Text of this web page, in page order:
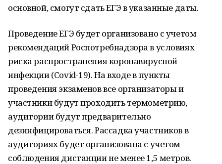
основной, смогут сдать ЕГЭ в указанные даты.
Проведение ЕГЭ будет организовано с учетом
рекомендаций Роспотребнадзора в условиях
риска распространения коронавирусной
инфекции (Covid-19). На входе в пункты
проведения экзаменов все организаторы и
участники будут проходить термометрию,
аудитории будут предварительно
дезинфицироваться. Рассадка участников в
аудиториях будет организована с учетом
соблюдения дистанции не менее 1,5 метров.